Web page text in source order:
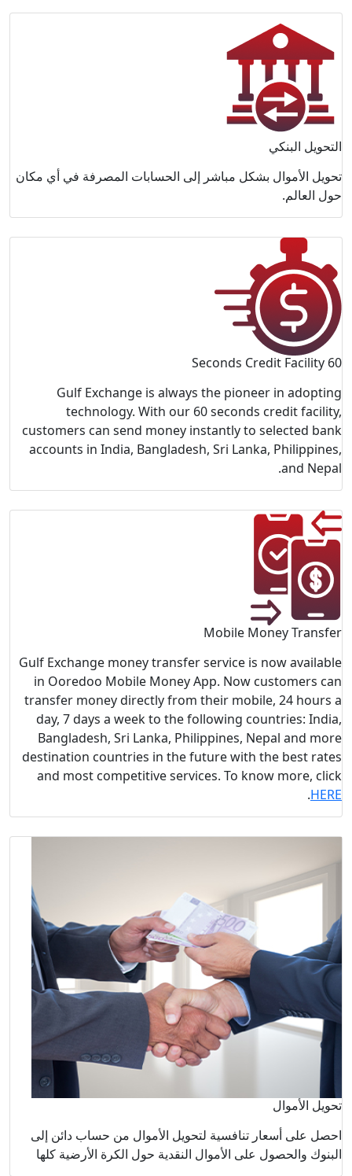
في أي مكان
Gulf
customers
accounts
Gulf
in
transfer
day, 7
and
دائن إلى
كلها